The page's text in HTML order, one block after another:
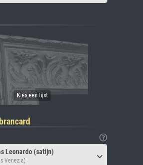
Leonardo (satijn)
Venezia)